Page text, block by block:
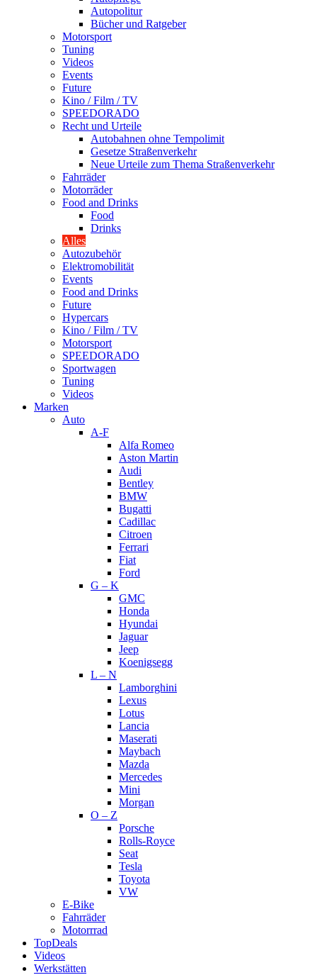
Autopolitur
Bücher und Ratgeber
Motorsport
Tuning
Videos
Events
Future
Kino / Film / TV
SPEEDORADO
Recht und Urteile
Autobahnen ohne Tempolimit
Gesetze Straßenverkehr
Neue Urteile zum Thema Straßenverkehr
Fahrräder
Motorräder
Food and Drinks
Food
Drinks
Alles
Autozubehör
Elektromobilität
Events
Food and Drinks
Future
Hypercars
Kino / Film / TV
Motorsport
SPEEDORADO
Sportwagen
Tuning
Videos
Marken
Auto
A-F
Alfa Romeo
Aston Martin
Audi
Bentley
BMW
Bugatti
Cadillac
Citroen
Ferrari
Fiat
Ford
G – K
GMC
Honda
Hyundai
Jaguar
Jeep
Koenigsegg
L – N
Lamborghini
Lexus
Lotus
Lancia
Maserati
Maybach
Mazda
Mercedes
Mini
Morgan
O – Z
Porsche
Rolls-Royce
Seat
Tesla
Toyota
VW
E-Bike
Fahrräder
Motorrrad
TopDeals
Videos
Werkstätten